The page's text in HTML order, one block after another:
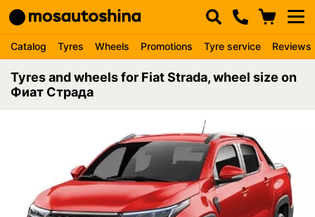
Catalog Tyres Wheels Promotions Tyre service Reviews
Tyres and wheels for Fiat Strada, wheel size on
Фиат Страда